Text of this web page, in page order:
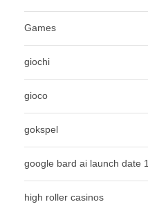
Games
giochi
gioco
gokspel
google bard ai launch date 1
high roller casinos